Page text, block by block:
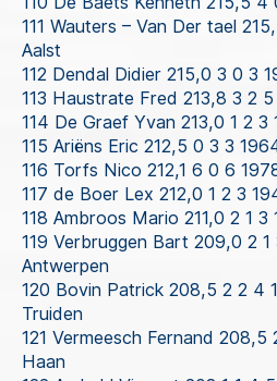
111 Wauters – Van Der tael
Aalst
112 Dendal Didier 215,0 3 0 3
113 Haustrate Fred 213,8 3 2
114 De Graef Yvan 213,0 1 2
115 Ariëns Eric 212,5 0 3 3
116 Torfs Nico 212,1 6 0 6
117 de Boer Lex 212,0 1 2 3
118 Ambroos Mario 211,0 2 1
119 Verbruggen Bart 209,0 2
Antwerpen
120 Bovin Patrick 208,5 2 2 4
Truiden
121 Vermeesch Fernand 208,5
Haan